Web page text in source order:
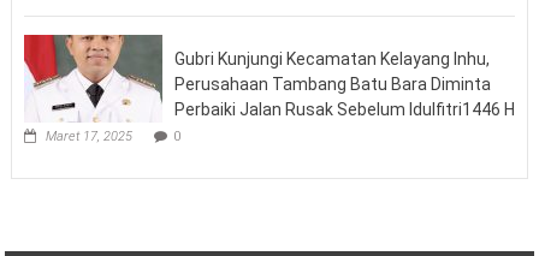
Gubri Kunjungi Kecamatan Kelayang Inhu,
Perusahaan Tambang Batu Bara Diminta
Perbaiki Jalan Rusak Sebelum Idulfitri1446 H
Maret 17, 2025 0